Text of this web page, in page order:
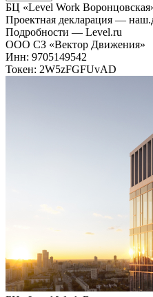
БЦ «Level Work
Проектная декларация —
Подробности — Level.ru
ООО СЗ «Вектор Движения»
Инн: 9705149542
Токен: 2W5zFGFUvAD